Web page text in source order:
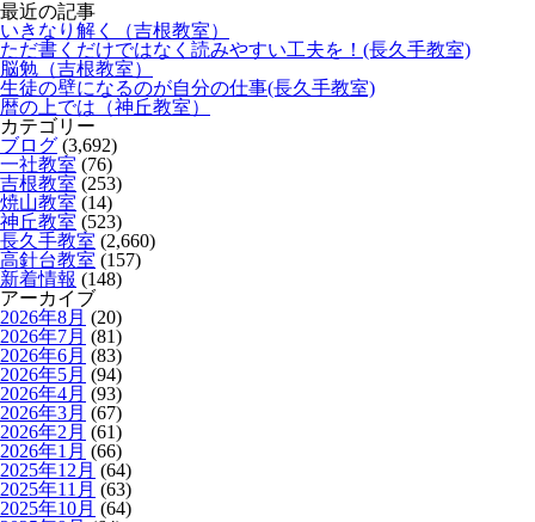
最近の記事
いきなり解く（吉根教室）
ただ書くだけではなく読みやすい工夫を！(長久手教室)
脳勉（吉根教室）
生徒の壁になるのが自分の仕事(長久手教室)
暦の上では（神丘教室）
カテゴリー
ブログ (3,692)
一社教室 (76)
吉根教室 (253)
焼山教室 (14)
神丘教室 (523)
長久手教室 (2,660)
高針台教室 (157)
新着情報 (148)
アーカイブ
2026年8月 (20)
2026年7月 (81)
2026年6月 (83)
2026年5月 (94)
2026年4月 (93)
2026年3月 (67)
2026年2月 (61)
2026年1月 (66)
2025年12月 (64)
2025年11月 (63)
2025年10月 (64)